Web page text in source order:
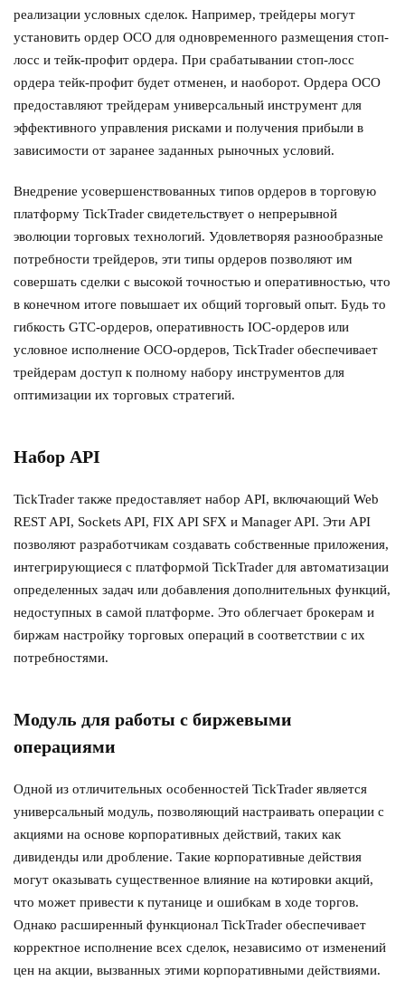
реализации условных сделок. Например, трейдеры могут
установить ордер OCO для одновременного размещения стоп-
лосс и тейк-профит ордера. При срабатывании стоп-лосс
ордера тейк-профит будет отменен, и наоборот. Ордера OCO
предоставляют трейдерам универсальный инструмент для
эффективного управления рисками и получения прибыли в
зависимости от заранее заданных рыночных условий.
Внедрение усовершенствованных типов ордеров в торговую
платформу TickTrader свидетельствует о непрерывной
эволюции торговых технологий. Удовлетворяя разнообразные
потребности трейдеров, эти типы ордеров позволяют им
совершать сделки с высокой точностью и оперативностью, что
в конечном итоге повышает их общий торговый опыт. Будь то
гибкость GTC-ордеров, оперативность IOC-ордеров или
условное исполнение OCO-ордеров, TickTrader обеспечивает
трейдерам доступ к полному набору инструментов для
оптимизации их торговых стратегий.
Набор API
TickTrader также предоставляет набор API, включающий Web
REST API, Sockets API, FIX API SFX и Manager API. Эти API
позволяют разработчикам создавать собственные приложения,
интегрирующиеся с платформой TickTrader для автоматизации
определенных задач или добавления дополнительных функций,
недоступных в самой платформе. Это облегчает брокерам и
биржам настройку торговых операций в соответствии с их
потребностями.
Модуль для работы с биржевыми
операциями
Одной из отличительных особенностей TickTrader является
универсальный модуль, позволяющий настраивать операции с
акциями на основе корпоративных действий, таких как
дивиденды или дробление. Такие корпоративные действия
могут оказывать существенное влияние на котировки акций,
что может привести к путанице и ошибкам в ходе торгов.
Однако расширенный функционал TickTrader обеспечивает
корректное исполнение всех сделок, независимо от изменений
цен на акции, вызванных этими корпоративными действиями.